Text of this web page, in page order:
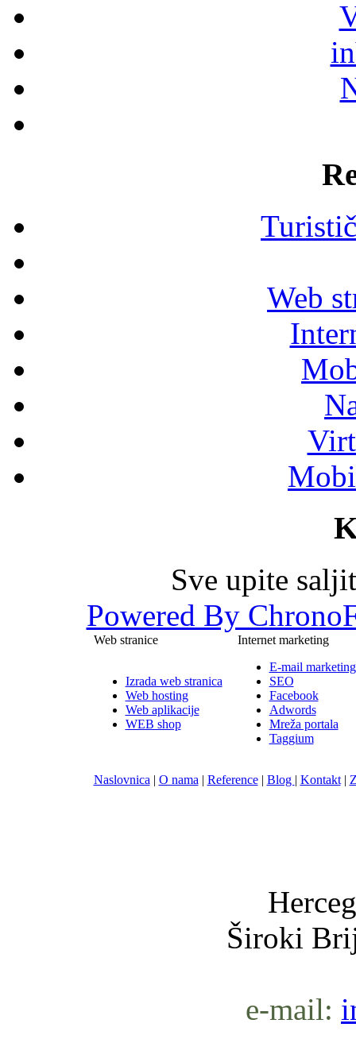
Web
Sve upite
Powered By
Web stranice Internet marketing
Izrada web stranica
Web hosting
Web aplikacije
WEB shop
E-mail marketing
SEO
Facebook
Adwords
Mreža portala
Taggium
Naslovnica | O nama | Reference| Blog | Kontakt|
Široki
e-mail: